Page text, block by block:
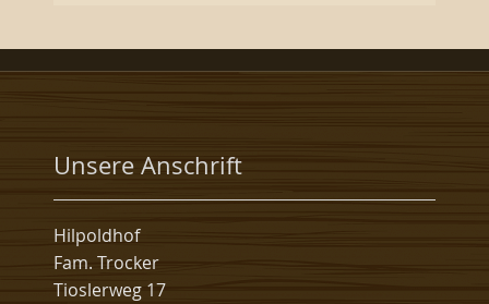
Unsere Anschrift
Hilpoldhof
Fam. Trocker
Tioslerweg 17